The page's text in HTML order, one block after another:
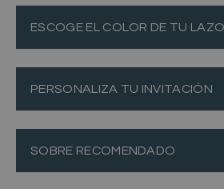
ESCOGE EL COLOR DE TU LAZO
PERSONALIZA TU INVITACIÓN
SOBRE RECOMENDADO